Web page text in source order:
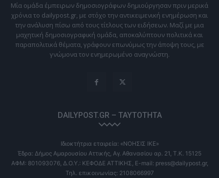
Μία ομάδα έμπειρων δημοσιογράφων δημιούργησαν πριν μερικά
χρόνια το dailypost.gr, με στόχο την αντικειμενική ενημέρωση και
την ανάλυση πίσω από τους τίτλους των ειδήσεων. Μαζί με μια
μαχητική δημοσιογραφική ομάδα, αποκαλύπτουν πολιτικά και
παραπολιτικά θέματα, γράφουν επωνύμως την άποψη τους, με
γνώμονα τον ενημερωμένο αναγνώστη.
DAILYPOST.GR – ΤΑΥΤΌΤΗΤΑ
Ιδιοκτήτρια εταιρεία: «ΝΟΗΣΙΣ ΙΚΕ»
Έδρα: Δήμος Αμαρουσίου Αττικής, Αγ. Αθανασίου αρ. 21, Τ.Κ. 15125
ΑΦΜ: 801093076, Δ.Ο.Υ.: ΚΕΦΟΔΕ ΑΤΤΙΚΗΣ, E-mail: press@dailypost.gr,
Τηλ. επικοινωνίας: 2108066997